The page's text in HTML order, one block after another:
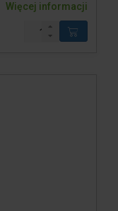
Więcej informacji